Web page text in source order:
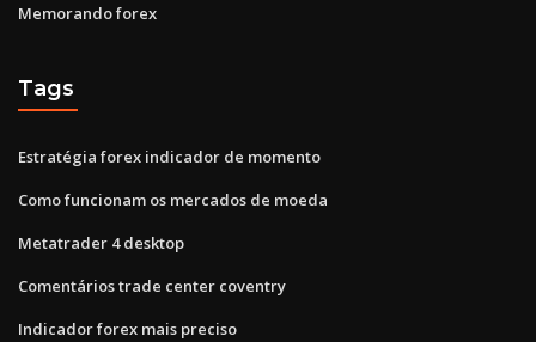
Memorando forex
Tags
Estratégia forex indicador de momento
Como funcionam os mercados de moeda
Metatrader 4 desktop
Comentários trade center coventry
Indicador forex mais preciso